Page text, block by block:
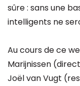
sûre : sans une
intelligents ne
Au cours de ce
Marijnissen
Joël van Vugt